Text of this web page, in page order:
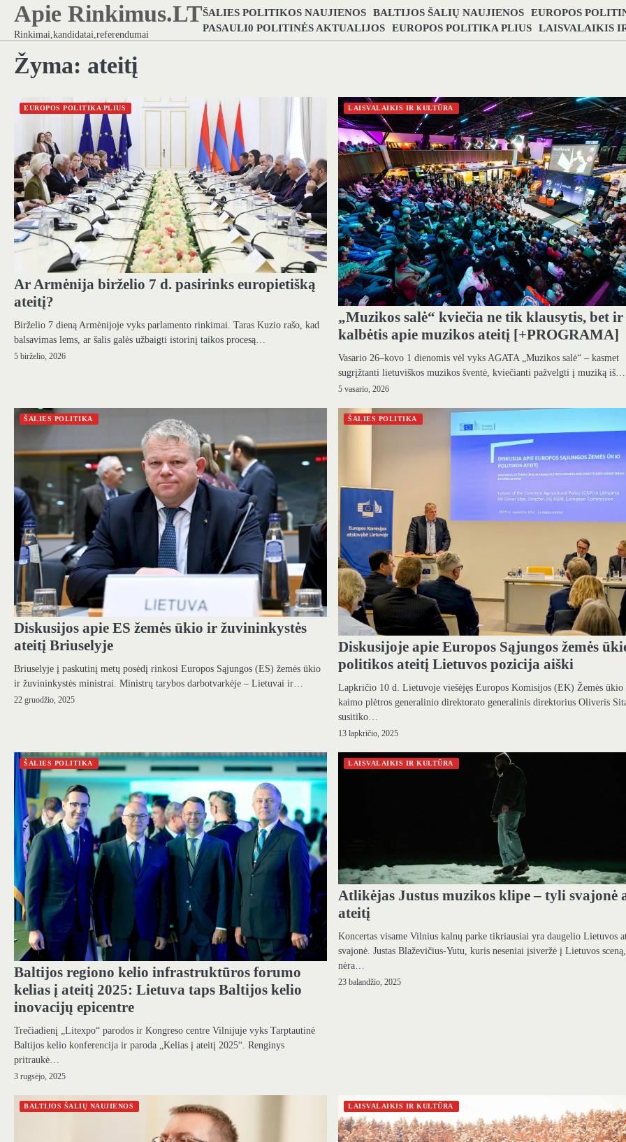
Skip
content
Apie Rinkimus.LT
Rinkimai,kandidatai,referendumai
ŠALIES POLITIKOS NAUJIENOS BALTIJOS ŠALIŲ NAUJIENOS EUROPOS
PASAULI0 POLITINĖS AKTUALIJOS EUROPOS POLITIKA PLIUS LAISVALAIKIS
Žyma: ateitį
EUROPOS POLITIKA PLIUS
Ar Armėnija birželio 7 d. pasirinks europietišką
ateitį?
Birželio 7 dieną Armėnijoje vyks parlamento rinkimai. Taras Kuzio rašo, kad
balsavimas lems, ar šalis galės užbaigti istorinį taikos procesą…
5 birželio, 2026
LAISVALAIKIS IR KULTŪRA
„Muzikos salė“ kviečia ne tik klausytis, bet ir
kalbėtis apie muzikos ateitį [+PROGRAMA]
Vasario 26–kovo 1 dienomis vėl vyks AGATA „Muzikos salė“ – kasmet
sugrįžtanti lietuviškos muzikos šventė, kviečianti pažvelgti į muziką iš…
5 vasario, 2026
ŠALIES POLITIKA
Diskusijos apie ES žemės ūkio ir žuvininkystės
ateitį Briuselyje
Briuselyje į paskutinį metų posėdį rinkosi Europos Sąjungos (ES) žemės ūkio
ir žuvininkystės ministrai. Ministrų tarybos darbotvarkėje – Lietuvai ir…
22 gruodžio, 2025
ŠALIES POLITIKA
Diskusijoje apie Europos Sąjungos žemės
politikos ateitį Lietuvos pozicija aiški
Lapkričio 10 d. Lietuvoje viešėjęs Europos Komisijos (EK) Žemės
kaimo plėtros generalinio direktorato generalinis direktorius Oliveris
susitiko…
13 lapkričio, 2025
ŠALIES POLITIKA
Baltijos regiono kelio infrastruktūros forumo
kelias į ateitį 2025: Lietuva taps Baltijos kelio
inovacijų epicentre
Trečiadienį „Litexpo“ parodos ir Kongreso centre Vilnijuje vyks Tarptautinė
Baltijos kelio konferencija ir paroda „Kelias į ateitį 2025“. Renginys
pritraukė…
3 rugsėjo, 2025
LAISVALAIKIS IR KULTŪRA
Atlikėjas Justus muzikos klipe – tyli svajonė
ateitį
Koncertas visame Vilnius kalnų parke tikriausiai yra daugelio Lietuvos
svajonė. Justas Blaževičius-Yutu, kuris neseniai įsiveržė į Lietuvos sceną,
nėra…
23 balandžio, 2025
BALTIJOS ŠALIŲ NAUJIENOS LAISVALAIKIS IR KULTŪRA